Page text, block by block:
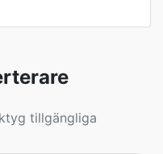
tillgängliga